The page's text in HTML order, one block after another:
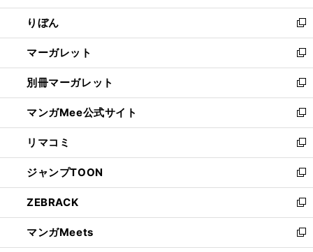
開
く
ウ
で
開
く
ン
ド
ウ
で
開
く
ウ
ィ
ン
ド
ウ
で
開
く
りぼん
新
し
い
ウ
ィ
ン
ド
ウ
で
開
く
マーガレット
新
し
い
ウ
ィ
ン
ド
ウ
で
開
く
別冊マーガレット
新
し
い
ウ
ィ
ン
ド
ウ
で
開
く
マンガMee公式サイト
新
し
い
ウ
ィ
ン
ド
ウ
で
開
リマコミ
新
し
い
ウ
ィ
ン
ド
ウ
ジャンプTOON
新
し
い
ウ
ィ
ン
ZEBRACK
新
し
い
ウ
マンガMeets
新